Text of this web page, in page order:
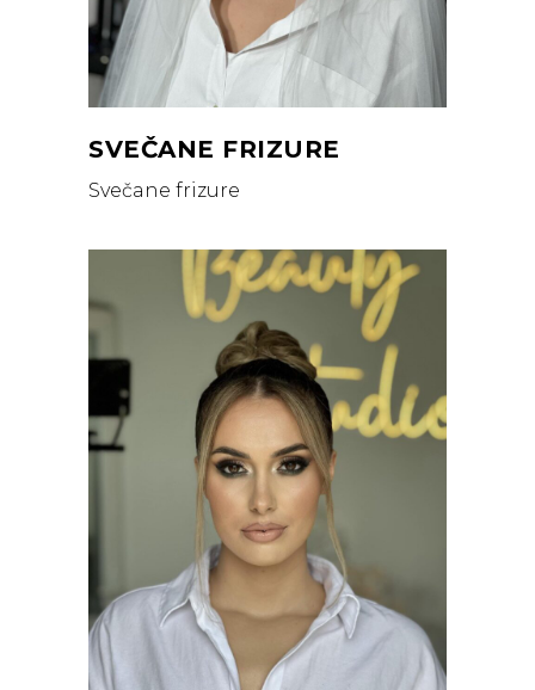
SVEČANE FRIZURE
Svečane frizure